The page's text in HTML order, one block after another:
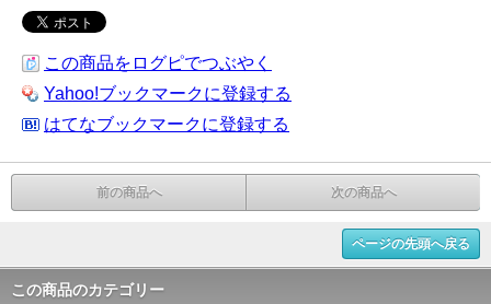
この商品をログピでつぶやく
Yahoo!ブックマークに登録する
はてなブックマークに登録する
前の商品へ 次の商品へ
ページの先頭へ戻る
この商品のカテゴリー